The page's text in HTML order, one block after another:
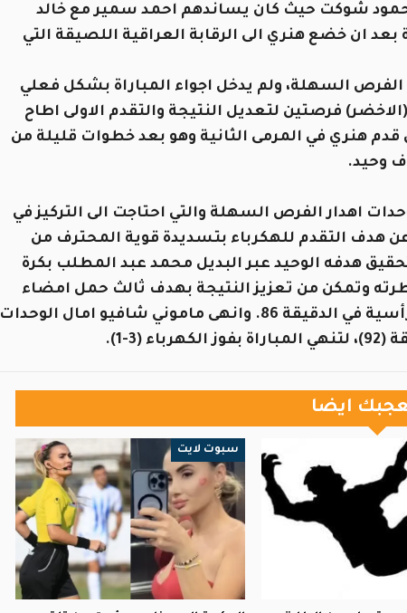
شوكت حيث كان يساندهم احمد سمير مع خالد
ان خضع هنري الى الرقابة العراقية اللصيقة التي
الفرص السهلة، ولم يدخل اجواء المباراة بشكل فعلي
فرصتين لتعديل النتيجة والتقدم الاولى اطاح
هنري في المرمى الثانية وهو بعد خطوات قليلة من
وحيد.
اهدار الفرص السهلة والتي احتاجت الى التركيز في
هدف التقدم للهكرباء بتسديدة قوية المحترف من
ونجح الوحدات في تحقيق هدفه الوحيد عبر البديل محمد عبد المطلب بكرة
واصل سيطرته وتمكن من تعزيز النتيجة بهدف ثالث حمل امضاء
تمكن البديل محمد عبد المطلب بعد ان تابع كرة رأسية في الدقيقة 86. وانهى ماموني شافيو امال الوحدات
(3-1).
ايضا
سبوت لايت